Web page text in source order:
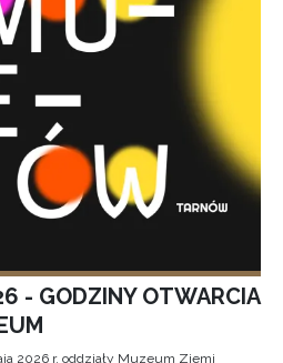
- GODZINY OTWARCIA
2026 r. oddziały Muzeum Ziemi